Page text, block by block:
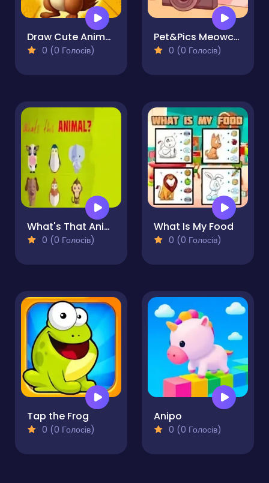
Draw Cute Animals
0 (0 Голосів)
Pet&Pics Meowconnect
0 (0 Голосів)
What's That Animal
0 (0 Голосів)
What Is My Food
0 (0 Голосів)
Tap the Frog
0 (0 Голосів)
Anipo
0 (0 Голосів)